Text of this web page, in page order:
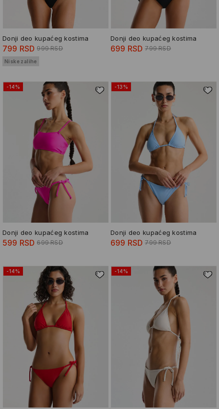
Donji deo kupaćeg kostima
799 RSD 999 RSD
Niske zalihe
Donji deo kupaćeg kostima
699 RSD 799 RSD
-14%
Donji deo kupaćeg kostima
599 RSD 699 RSD
-13%
Donji deo kupaćeg kostima
699 RSD 799 RSD
-14% -14%